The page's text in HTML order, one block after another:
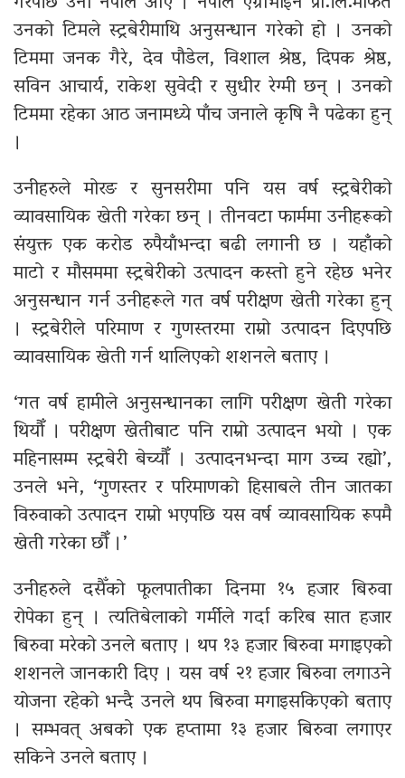
उनको टिमले स्ट्रबेरीमाथि अनुसन्धान गरेको हो । उनको
टिममा जनक गैरे, देव पौडेल, विशाल श्रेष्ठ, दिपक श्रेष्ठ,
सविन आचार्य, राकेश सुवेदी र सुधीर रेग्मी छन् । उनको
टिममा रहेका आठ जनामध्ये पाँच जनाले कृषि नै पढेका हुन्
।
उनीहरुले मोरङ र सुनसरीमा पनि यस वर्ष स्ट्रबेरीको
व्यावसायिक खेती गरेका छन् । तीनवटा फार्ममा उनीहरूको
संयुक्त एक करोड रुपैयाँभन्दा बढी लगानी छ । यहाँको
माटो र मौसममा स्ट्रबेरीको उत्पादन कस्तो हुने रहेछ भनेर
अनुसन्धान गर्न उनीहरूले गत वर्ष परीक्षण खेती गरेका हुन्
। स्ट्रबेरीले परिमाण र गुणस्तरमा राम्रो उत्पादन दिएपछि
व्यावसायिक खेती गर्न थालिएको शशनले बताए ।
‘गत वर्ष हामीले अनुसन्धानका लागि परीक्षण खेती गरेका
थियौँ । परीक्षण खेतीबाट पनि राम्रो उत्पादन भयो । एक
महिनासम्म स्ट्रबेरी बेच्यौँ । उत्पादनभन्दा माग उच्च रह्यो’,
उनले भने, ‘गुणस्तर र परिमाणको हिसाबले तीन जातका
विरुवाको उत्पादन राम्रो भएपछि यस वर्ष व्यावसायिक रूपमै
खेती गरेका छौँ ।’
उनीहरुले दसैँको फूलपातीका दिनमा १५ हजार बिरुवा
रोपेका हुन् । त्यतिबेलाको गर्मीले गर्दा करिब सात हजार
बिरुवा मरेको उनले बताए । थप १३ हजार बिरुवा मगाइएको
शशनले जानकारी दिए । यस वर्ष २१ हजार बिरुवा लगाउने
योजना रहेको भन्दै उनले थप बिरुवा मगाइसकिएको बताए
। सम्भवत् अबको एक हप्तामा १३ हजार बिरुवा लगाएर
सकिने उनले बताए ।